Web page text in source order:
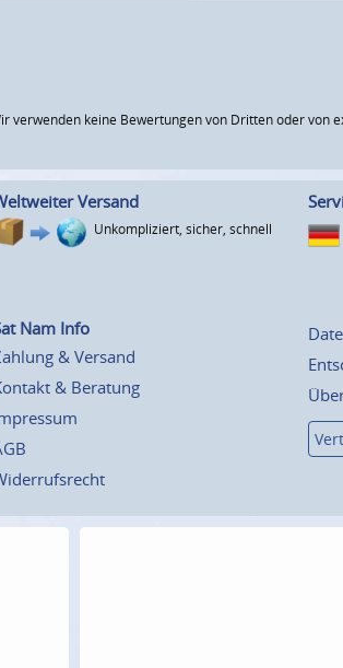
keine Bewertungen von Dritten oder von
Versand
Unkompliziert, sicher, schnell
Nam Info
& Versand
& Beratung